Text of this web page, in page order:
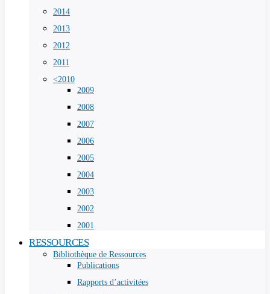
2014
2013
2012
2011
<2010
2009
2008
2007
2006
2005
2004
2003
2002
2001
RESSOURCES
Bibliothèque de Ressources
Publications
Rapports d’activitées